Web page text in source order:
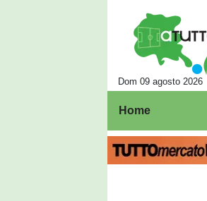
Dom 09 agosto 2026
Home